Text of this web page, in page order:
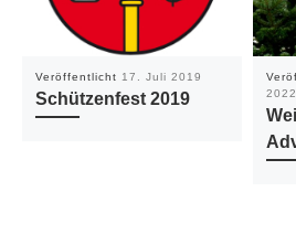
Veröffentlicht 17. Juli 2019
Schützenfest 2019
2022